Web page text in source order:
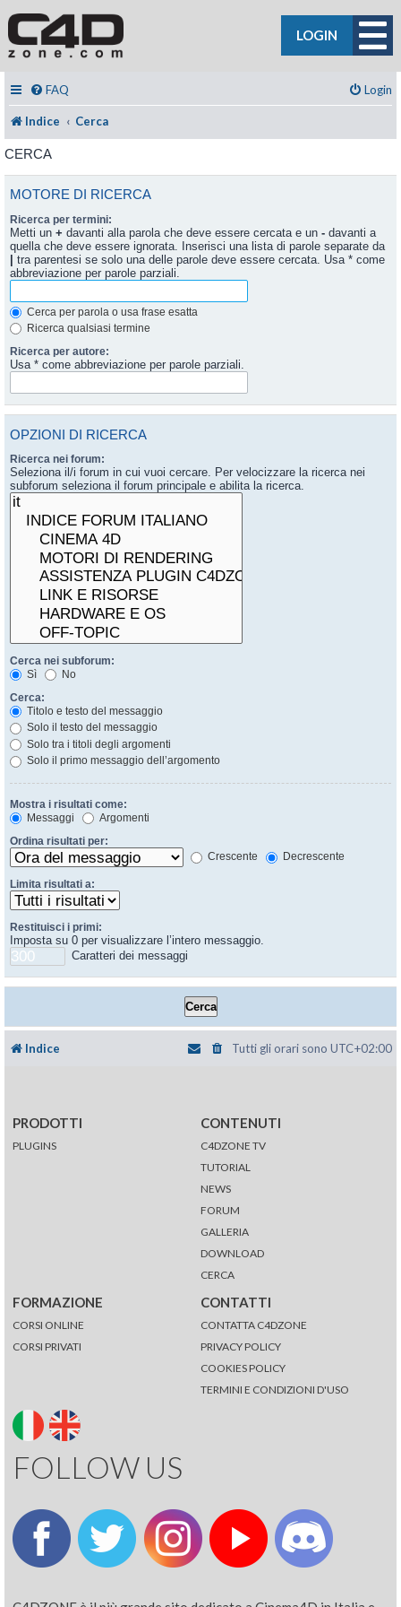
LOGIN
FAQ Login
Indice Cerca
CERCA
MOTORE DI RICERCA
Ricerca per termini:
Metti un + davanti alla parola che deve essere cercata e un - davanti a
quella che deve essere ignorata. Inserisci una lista di parole separate da
| tra parentesi se solo una delle parole deve essere cercata. Usa * come
abbreviazione per parole parziali.
Cerca per parola o usa frase esatta
Ricerca qualsiasi termine
Ricerca per autore:
Usa * come abbreviazione per parole parziali.
OPZIONI DI RICERCA
Ricerca nei forum:
Seleziona il/i forum in cui vuoi cercare. Per velocizzare la ricerca nei
subforum seleziona il forum principale e abilita la ricerca.
Cerca nei subforum:
Sì
No
Cerca:
Titolo e testo del messaggio
Solo il testo del messaggio
Solo tra i titoli degli argomenti
Solo il primo messaggio dell’argomento
Mostra i risultati come:
Messaggi
Argomenti
Ordina risultati per:
Crescente
Decrescente
Limita risultati a:
Restituisci i primi:
Imposta su 0 per visualizzare l’intero messaggio.
Caratteri dei messaggi
Indice Tutti gli orari sono UTC+02:00
PRODOTTI
PLUGINS
CONTENUTI
C4DZONE TV
TUTORIAL
NEWS
FORUM
GALLERIA
DOWNLOAD
CERCA
FORMAZIONE
CORSI ONLINE
CORSI PRIVATI
CONTATTI
CONTATTA C4DZONE
PRIVACY POLICY
COOKIES POLICY
TERMINI E CONDIZIONI D'USO
FOLLOW US